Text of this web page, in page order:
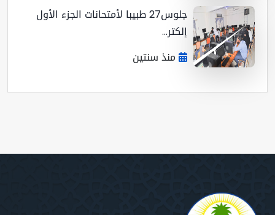
جلوس27 طبيبا لأمتحانات الجزء الأول
إلكتر...
منذ سنتين